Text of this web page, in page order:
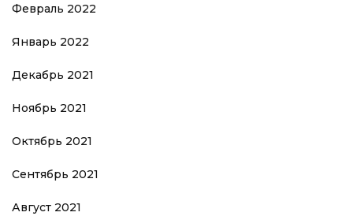
Февраль 2022
Январь 2022
Декабрь 2021
Ноябрь 2021
Октябрь 2021
Сентябрь 2021
Август 2021